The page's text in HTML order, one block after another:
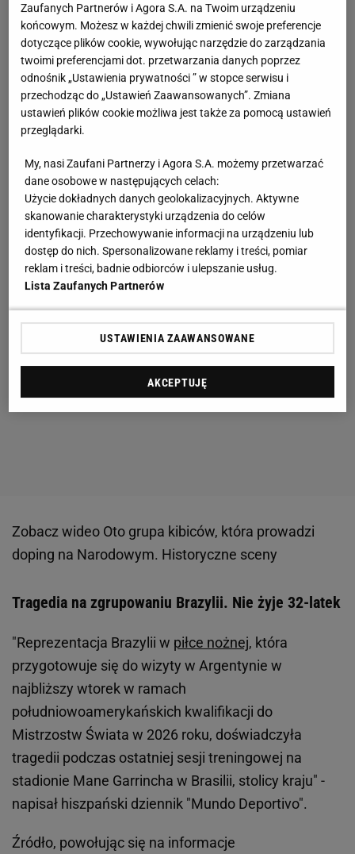
Zobacz wideo Oto grupa kibiców, która prowadzi
doping na Narodowym. Historyczne sceny
Tragedia na zgrupowaniu Brazylii. Nie żyje 32-latek
"Reprezentacja Brazylii w piłce nożnej, która
przygotowuje się do wizyty w Argentynie w
najbliższy wtorek w ramach
południowoamerykańskich kwalifikacji do
Mistrzostw Świata w 2026 roku, doświadczyła
tragedii podczas ostatniej sesji treningowej na
stadionie Mane Garrincha w Brasilii, stolicy kraju" -
napisał hiszpański dziennik "Mundo Deportivo".
Źródło, powołując się na informacje
Zaufanych Partnerów i Agora S.A. na Twoim urządzeniu
końcowym. Możesz w każdej chwili zmienić swoje preferencje
dotyczące plików cookie, wywołując narzędzie do zarządzania
twoimi preferencjami dot. przetwarzania danych poprzez
odnośnik „Ustawienia prywatności ” w stopce serwisu i
przechodząc do „Ustawień Zaawansowanych”. Zmiana
ustawień plików cookie możliwa jest także za pomocą ustawień
przeglądarki.
My, nasi Zaufani Partnerzy i Agora S.A. możemy przetwarzać
dane osobowe w następujących celach:
Użycie dokładnych danych geolokalizacyjnych. Aktywne
skanowanie charakterystyki urządzenia do celów
identyfikacji. Przechowywanie informacji na urządzeniu lub
dostęp do nich. Spersonalizowane reklamy i treści, pomiar
reklam i treści, badnie odbiorców i ulepszanie usług.
Lista Zaufanych Partnerów
USTAWIENIA ZAAWANSOWANE
AKCEPTUJĘ